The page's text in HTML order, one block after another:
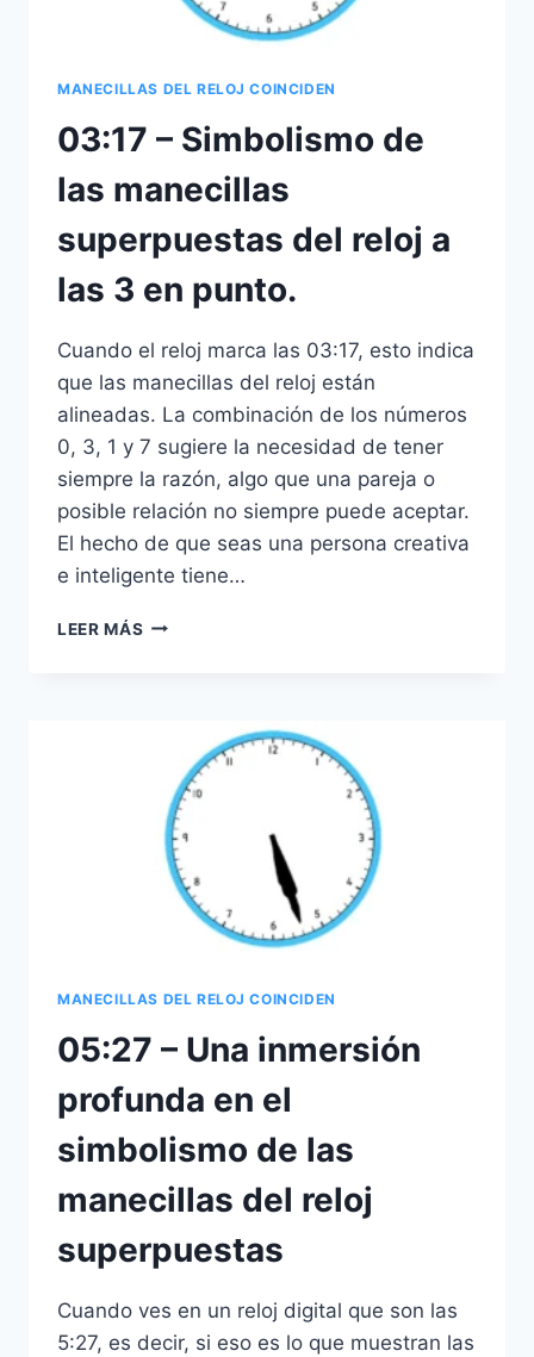
MANECILLAS DEL RELOJ COINCIDEN
03:17 – Simbolismo de
las manecillas
superpuestas del reloj a
las 3 en punto.
Cuando el reloj marca las 03:17, esto indica
que las manecillas del reloj están
alineadas. La combinación de los números
0, 3, 1 y 7 sugiere la necesidad de tener
siempre la razón, algo que una pareja o
posible relación no siempre puede aceptar.
El hecho de que seas una persona creativa
e inteligente tiene…
LEER MÁS 03:17
MANECILLAS
SUPERPUESTAS
DEL
RELOJ
LAS
MANECILLAS DEL RELOJ COINCIDEN
05:27 – Una inmersión
profunda en el
simbolismo de las
manecillas del reloj
superpuestas
Cuando ves en un reloj digital que son las
5:27, es decir, si eso es lo que muestran las